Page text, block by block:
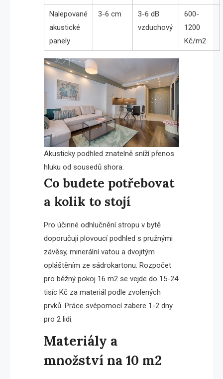
Nalepované
akustické
panely
3-6 cm
3-6 dB
vzduchový
600-
1200
Kč/m2
Akusticky podhled znatelně sníží přenos
hluku od sousedů shora.
Co budete potřebovat
a kolik to stojí
Pro účinné odhlučnění stropu v bytě
doporučuji plovoucí podhled s pružnými
závěsy, minerální vatou a dvojitým
opláštěním ze sádrokartonu. Rozpočet
pro běžný pokoj 16 m2 se vejde do 15-24
tisíc Kč za materiál podle zvolených
prvků. Práce svépomocí zabere 1-2 dny
pro 2 lidi.
Materiály a
množství na 10 m2